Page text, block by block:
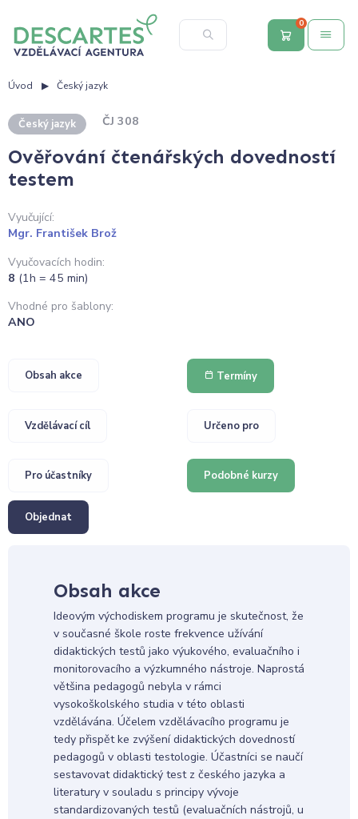
0
Úvod Český jazyk
Český jazyk ČJ 308
Ověřování čtenářských dovedností
testem
Vyučující:
Mgr. František Brož
Vyučovacích hodin:
8 (1h = 45 min)
Vhodné pro šablony:
ANO
Obsah akce Termíny
Vzdělávací cíl Určeno pro
Pro účastníky Podobné kurzy
Objednat
Obsah akce
Ideovým východiskem programu je skutečnost, že
v současné škole roste frekvence užívání
didaktických testů jako výukového, evaluačního i
monitorovacího a výzkumného nástroje. Naprostá
většina pedagogů nebyla v rámci
vysokoškolského studia v této oblasti
vzdělávána. Účelem vzdělávacího programu je
tedy přispět ke zvýšení didaktických dovedností
pedagogů v oblasti testologie. Účastníci se naučí
sestavovat didaktický test z českého jazyka a
literatury v souladu s principy vývoje
standardizovaných testů (evaluačních nástrojů, u